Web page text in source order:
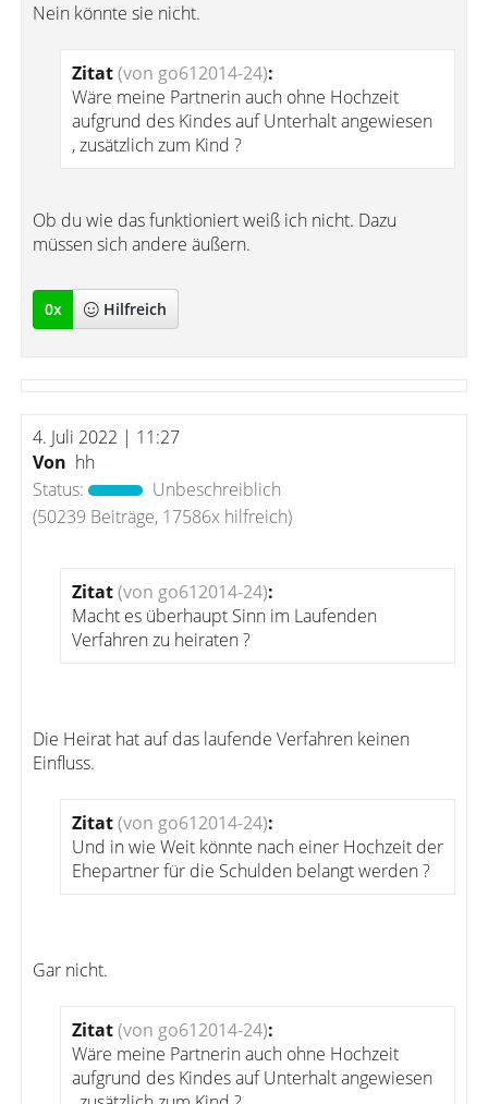
Nein könnte sie nicht.
Zitat(von go612014-24):
Wäre meine Partnerin auch ohne Hochzeit
aufgrund des Kindes auf Unterhalt angewiesen
, zusätzlich zum Kind ?
Ob du wie das funktioniert weiß ich nicht. Dazu
müssen sich andere äußern.
0x Hilfreich
4. Juli 2022 | 11:27
Von hh
Status:
Unbeschreiblich
(50239 Beiträge, 17586x hilfreich)
Zitat(von go612014-24):
Macht es überhaupt Sinn im Laufenden
Verfahren zu heiraten ?
Die Heirat hat auf das laufende Verfahren keinen
Einfluss.
Zitat(von go612014-24):
Und in wie Weit könnte nach einer Hochzeit der
Ehepartner für die Schulden belangt werden ?
Gar nicht.
Zitat(von go612014-24):
Wäre meine Partnerin auch ohne Hochzeit
aufgrund des Kindes auf Unterhalt angewiesen